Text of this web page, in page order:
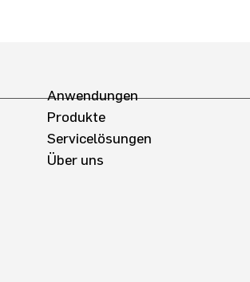
Anwendungen
Produkte
Servicelösungen
Über uns